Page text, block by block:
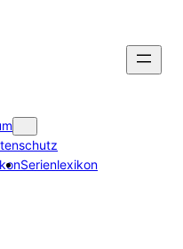
Serienlexikon